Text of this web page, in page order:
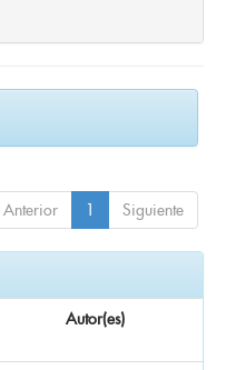
Anterior 1 Siguiente
Autor(es)